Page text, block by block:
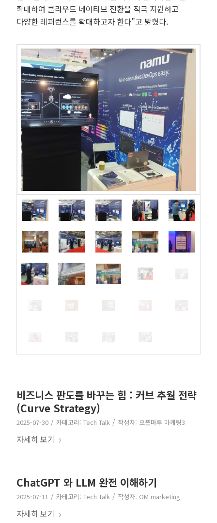
확대하여 클라우드 네이티브 전환을 적극 지원하고
다양한 레퍼런스를 확대하고자 한다”고 밝혔다.
비즈니스 판도를 바꾸는 힘 : 커브 추월 전략
(Curve Strategy)
2025-07-30 / 카테고리: Tech Talk / 작성자: 오픈마루 마케팅3
자세히 보기
ChatGPT 와 LLM 완전 이해하기
2025-07-11 / 카테고리: Tech Talk / 작성자: OM marketing
자세히 보기